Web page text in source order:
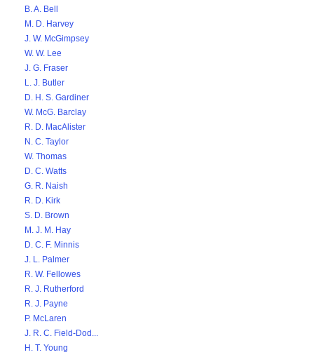
B. A. Bell
M. D. Harvey
J. W. McGimpsey
W. W. Lee
J. G. Fraser
L. J. Butler
D. H. S. Gardiner
W. McG. Barclay
R. D. MacAlister
N. C. Taylor
W. Thomas
D. C. Watts
G. R. Naish
R. D. Kirk
S. D. Brown
M. J. M. Hay
D. C. F. Minnis
J. L. Palmer
R. W. Fellowes
R. J. Rutherford
R. J. Payne
P. McLaren
J. R. C. Field-Dod...
H. T. Young